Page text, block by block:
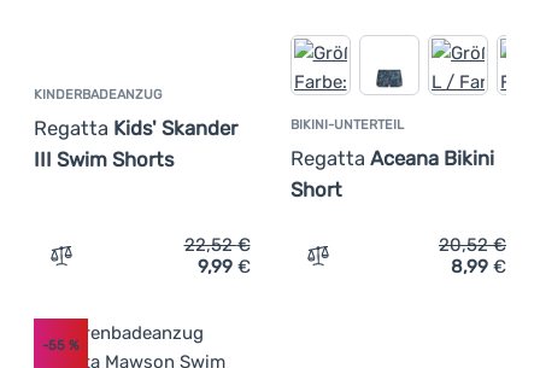
KINDERBADEANZUG
Regatta Kids' Skander
III Swim Shorts
Zum Vergleich 'Kinderbadeanzug Regatta Kids' Skander
22,52€
9,99 €
BIKINI-UNTERTEIL
Regatta Aceana Bikini
Short
Zum Vergleich 'Bikini-
20,52€
8,99 €
-55 %